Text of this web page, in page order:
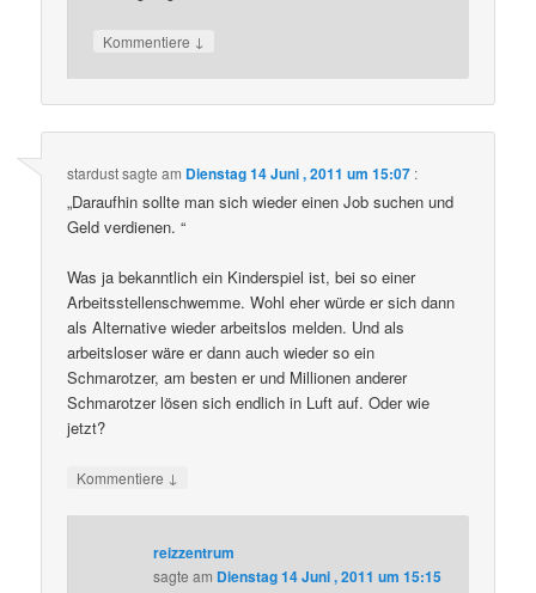
Kommentiere ↓
stardustsagte am Dienstag 14 Juni , 2011 um 15:07 :
„Daraufhin sollte man sich wieder einen Job suchen und
Geld verdienen. “
Was ja bekanntlich ein Kinderspiel ist, bei so einer
Arbeitsstellenschwemme. Wohl eher würde er sich dann
als Alternative wieder arbeitslos melden. Und als
arbeitsloser wäre er dann auch wieder so ein
Schmarotzer, am besten er und Millionen anderer
Schmarotzer lösen sich endlich in Luft auf. Oder wie
jetzt?
Kommentiere ↓
reizzentrum
sagte am Dienstag 14 Juni , 2011 um 15:15